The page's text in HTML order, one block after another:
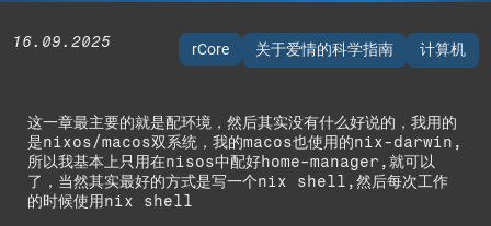
16.09.2025 rCore 关于爱情的科学指南 计算机
这一章最主要的就是配环境，然后其实没有什么好说的，我用的
是nixos/macos双系统，我的macos也使用的nix-darwin,
所以我基本上只用在nisos中配好home-manager,就可以
了，当然其实最好的方式是写一个nix shell,然后每次工作
的时候使用nix shell